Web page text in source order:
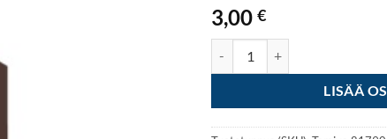
3,00 €
LISÄÄ